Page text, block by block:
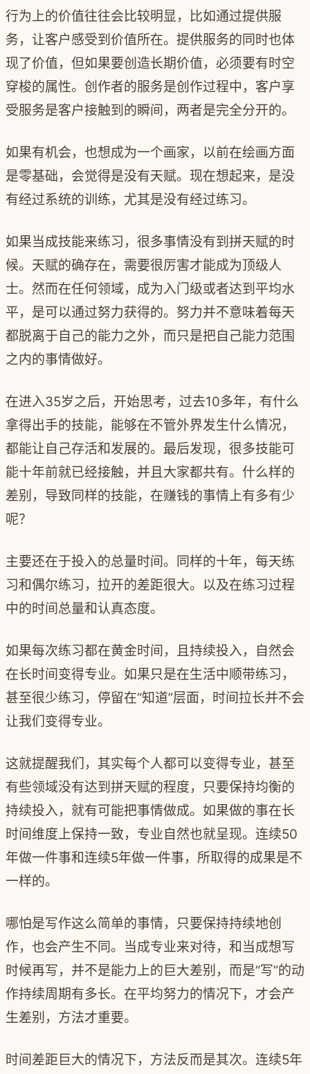
行为上的价值往往会比较明显，比如通过提供服
务，让客户感受到价值所在。提供服务的同时也体
现了价值，但如果要创造长期价值，必须要有时空
穿梭的属性。创作者的服务是创作过程中，客户享
受服务是客户接触到的瞬间，两者是完全分开的。
如果有机会，也想成为一个画家，以前在绘画方面
是零基础，会觉得是没有天赋。现在想起来，是没
有经过系统的训练，尤其是没有经过练习。
如果当成技能来练习，很多事情没有到拼天赋的时
候。天赋的确存在，需要很厉害才能成为顶级人
士。然而在任何领域，成为入门级或者达到平均水
平，是可以通过努力获得的。努力并不意味着每天
都脱离于自己的能力之外，而只是把自己能力范围
之内的事情做好。
在进入35岁之后，开始思考，过去10多年，有什么
拿得出手的技能，能够在不管外界发生什么情况，
都能让自己存活和发展的。最后发现，很多技能可
能十年前就已经接触，并且大家都共有。什么样的
差别，导致同样的技能，在赚钱的事情上有多有少
呢？
主要还在于投入的总量时间。同样的十年，每天练
习和偶尔练习，拉开的差距很大。以及在练习过程
中的时间总量和认真态度。
如果每次练习都在黄金时间，且持续投入，自然会
在长时间变得专业。如果只是在生活中顺带练习，
甚至很少练习，停留在“知道”层面，时间拉长并不会
让我们变得专业。
这就提醒我们，其实每个人都可以变得专业，甚至
有些领域没有达到拼天赋的程度，只要保持均衡的
持续投入，就有可能把事情做成。如果做的事在长
时间维度上保持一致，专业自然也就呈现。连续50
年做一件事和连续5年做一件事，所取得的成果是不
一样的。
哪怕是写作这么简单的事情，只要保持持续地创
作，也会产生不同。当成专业来对待，和当成想写
时候再写，并不是能力上的巨大差别，而是“写”的动
作持续周期有多长。在平均努力的情况下，才会产
生差别，方法才重要。
时间差距巨大的情况下，方法反而是其次。连续5年